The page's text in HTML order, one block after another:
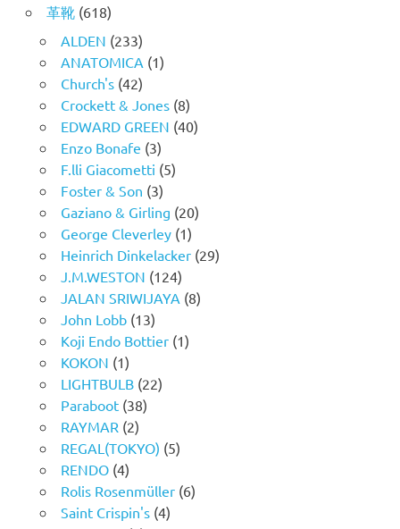
革靴(618)
ALDEN (233)
ANATOMICA (1)
Church's(42)
Crockett & Jones(8)
EDWARD GREEN (40)
Enzo Bonafe (3)
F.lli Giacometti (5)
Foster & Son (3)
Gaziano & Girling (20)
George Cleverley(1)
Heinrich Dinkelacker(29)
J.M.WESTON (124)
JALAN SRIWIJAYA (8)
John Lobb(13)
Koji Endo Bottier(1)
KOKON (1)
LIGHTBULB(22)
Paraboot(38)
RAYMAR (2)
REGAL(TOKYO) (5)
RENDO(4)
Rolis Rosenmüller(6)
Saint Crispin's(4)